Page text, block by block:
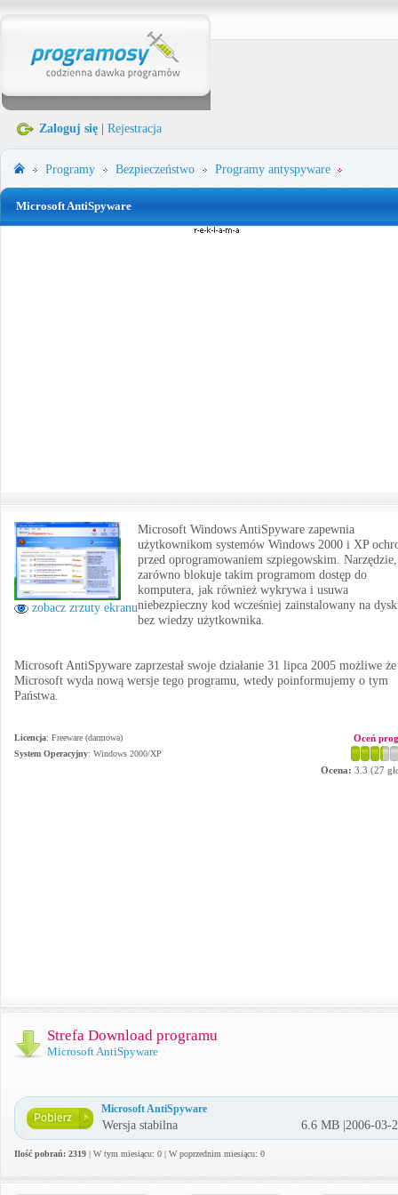
Zaloguj się Rejestracja
Programy Bezpieczeństwo Programy antyspyware
Microsoft AntiSpyware
zobacz zrzuty ekranu
Microsoft Windows AntiSpyware zapewnia
użytkownikom systemów Windows 2000 i XP
przed oprogramowaniem szpiegowskim. Narzędzie,
zarówno blokuje takim programom dostęp do
komputera, jak również wykrywa i usuwa
niebezpieczny kod wcześniej zainstalowany na
bez wiedzy użytkownika.
Microsoft AntiSpyware zaprzestał swoje działanie 31 lipca 2005 możliwe że
Microsoft wyda nową wersje tego programu, wtedy poinformujemy o tym
Państwa.
Licencja: Freeware (darmowa)
System Operacyjny: Windows 2000/XP
Oceń
Ocena: 3.3 (27
Strefa Download programu
Microsoft AntiSpyware
Microsoft AntiSpyware
Wersja stabilna 6.6 MB |2006-03-
Ilość pobrań: 2319 | W tym miesiącu: 0 | W poprzednim miesiącu: 0